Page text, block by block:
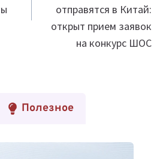
отправятся в Китай:
открыт прием заявок
на конкурс ШОС
Полезное